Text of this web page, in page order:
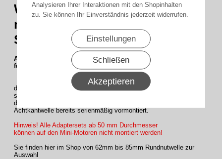
Analysieren Ihrer Interaktionen mit den Shopinhalten
zu. Sie können Ihr Einverständnis jederzeit widerrufen.
Einstellungen
Schließen
Akzeptieren
WTS - Adaptersets Rundwelle
mit Nut AM2-A78R für Motoren
Serie AM2 und AE2
Adapterset für 78mm Rd-Welle m. Nut, Adapter + Mitnehmer,
für Rohrmotoren Serie AM2 + AE2
Bei allen Motoren der Serie AM2 und AE2 ist das Adapterset für
die 60 mm Achtkantwelle bereits
serienmäßig auf dem Antrieb vormontiert. Bei den Mini-Motoren ist
das Adapterset für die 40 mm
Achtkantwelle bereits serienmäßig vormontiert.
Hinweis! Alle Adaptersets ab 50 mm Durchmesser
können auf den Mini-Motoren nicht montiert werden!
Sie finden hier im Shop von 62mm bis 85mm Rundnutwelle zur
Auswahl